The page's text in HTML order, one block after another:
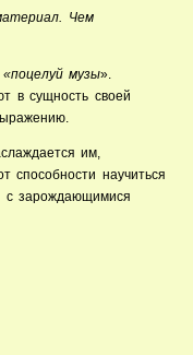
Чем
«поцелуй музы».
в сущность своей
им,
способности научиться
с зарождающимися